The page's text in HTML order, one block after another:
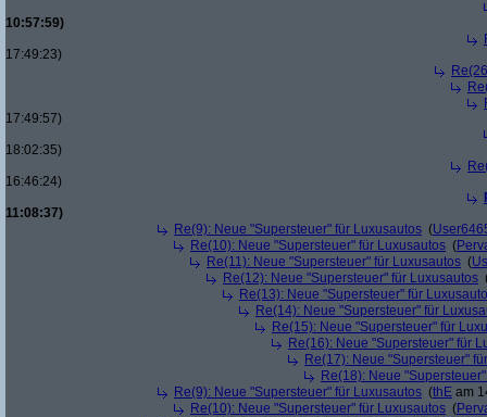
10:57:59)
17:49:23)
17:49:57)
18:02:35)
16:46:24)
11:08:37)
Re(9): Neue "Supersteuer" für Luxusautos (
Re(10): Neue "Supersteuer" für Luxusautos (
Re(11): Neue "Supersteuer" für Luxusautos (
Re(12): Neue "Supersteuer" für Luxusautos
Re(13): Neue "Supersteuer" für
Re(14): Neue "Supersteuer" für
Re(15): Neue "Supersteuer" für
Re(16): Neue "Supersteuer" für
Re(17): Neue "Supersteuer"
Re(18): Neue
Re(9): Neue "Supersteuer" für Luxusautos (thE am
Re(10): Neue "Supersteuer" für Luxusautos (